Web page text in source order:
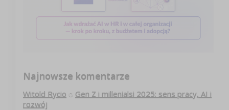
Najnowsze komentarze
Witold Rycio o Gen Z i millenialsi 2025: sens pracy, AI i
rozwój